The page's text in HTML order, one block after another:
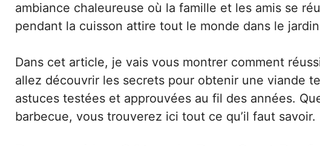
ambiance chaleureuse où la famille et les amis se
pendant la cuisson attire tout le monde dans le
Dans cet article, je vais vous montrer comment
allez découvrir les secrets pour obtenir une viande
astuces testées et approuvées au fil des années.
barbecue, vous trouverez ici tout ce qu’il faut savoir.